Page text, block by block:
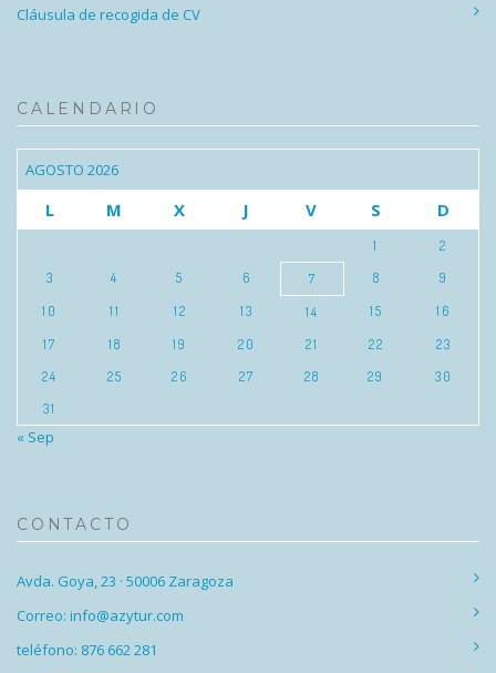
Cláusula de recogida de CV
CALENDARIO
AGOSTO 2026
L M X J V S D
1
2
3
4 5 6 7 8
9
10
11 12 13 14 15
16
17
18 19 20 21 22
23
24
25 26 27 28 29
30
31
« Sep
CONTACTO
Avda. Goya, 23 · 50006 Zaragoza
Correo: info@azytur.com
teléfono: 876 662 281